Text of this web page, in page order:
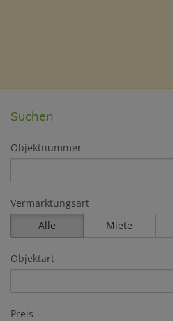
Suchen
Objektnummer
Vermarktungsart
Alle
Miete
Objektart
Preis